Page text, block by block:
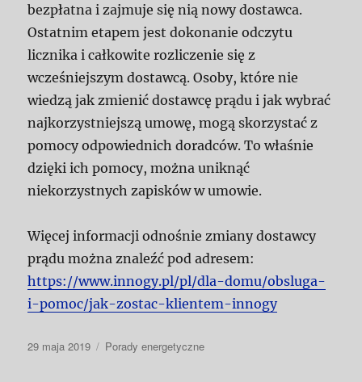
bezpłatna i zajmuje się nią nowy dostawca.
Ostatnim etapem jest dokonanie odczytu
licznika i całkowite rozliczenie się z
wcześniejszym dostawcą. Osoby, które nie
wiedzą jak zmienić dostawcę prądu i jak wybrać
najkorzystniejszą umowę, mogą skorzystać z
pomocy odpowiednich doradców. To właśnie
dzięki ich pomocy, można uniknąć
niekorzystnych zapisków w umowie.
Więcej informacji odnośnie zmiany dostawcy
prądu można znaleźć pod adresem:
https://www.innogy.pl/pl/dla-domu/obsluga-
i-pomoc/jak-zostac-klientem-innogy
Data
29 maja 2019 Kategorie
Porady energetyczne